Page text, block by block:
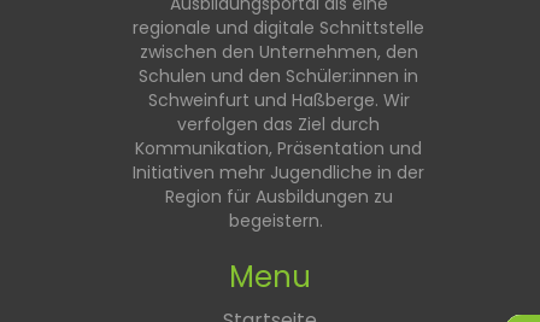
regionale und digitale Schnittstelle
zwischen den Unternehmen, den
Schulen und den Schüler:innen in
Schweinfurt und Haßberge. Wir
verfolgen das Ziel durch
Kommunikation, Präsentation und
Initiativen mehr Jugendliche in der
Region für Ausbildungen zu
begeistern.
Menu